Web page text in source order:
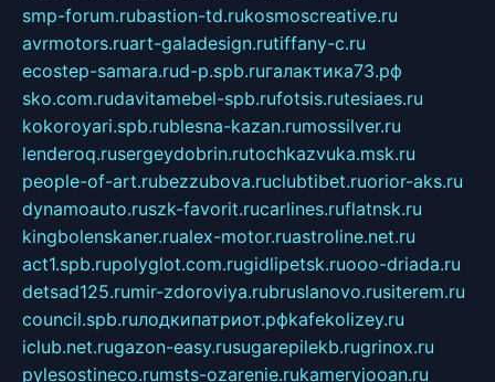
smp-forum.rubastion-td.rukosmoscreative.ru
avrmotors.ruart-galadesign.rutiffany-c.ru
ecostep-samara.rud-p.spb.ruгалактика73.рф
sko.com.rudavitamebel-spb.rufotsis.rutesiaes.ru
kokoroyari.spb.rublesna-kazan.rumossilver.ru
lenderoq.rusergeydobrin.rutochkazvuka.msk.ru
people-of-art.rubezzubova.ruclubtibet.ruorior-aks.ru
dynamoauto.ruszk-favorit.rucarlines.ruflatnsk.ru
kingbolenskaner.rualex-motor.ruastroline.net.ru
act1.spb.rupolyglot.com.rugidlipetsk.ruooo-driada.ru
detsad125.rumir-zdoroviya.rubruslanovo.rusiterem.ru
council.spb.ruлодкипатриот.рфkafekolizey.ru
iclub.net.rugazon-easy.rusugarepilekb.rugrinox.ru
pylesostineco.rumsts-ozarenie.rukameryjooan.ru